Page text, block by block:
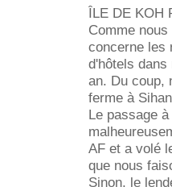
ÎLE DE KOH
Comme
concerne les
d'hôtels
an. Du coup,
ferme à
Le passage
AF et a volé
que nous
Sinon, le